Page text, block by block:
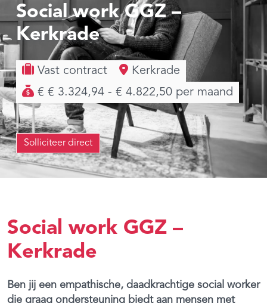
Social work GGZ –
Kerkrade
Vast contract
Kerkrade
€ € 3.324,94 - € 4.822,50 per maand
Solliciteer direct
Social work GGZ –
Kerkrade
Ben jij een empathische, daadkrachtige social worker
die graag ondersteuning biedt aan mensen met